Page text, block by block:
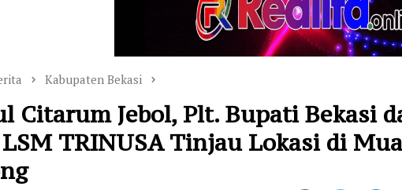
Kabupaten Bekasi
Citarum Jebol, Plt. Bupati Bekasi
TRINUSA Tinjau Lokasi di